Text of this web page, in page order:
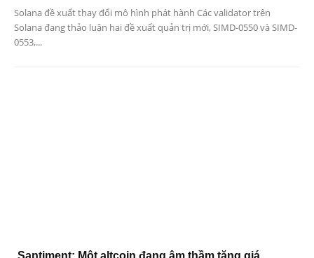
Solana đề xuất thay đổi mô hình phát hành Các validator trên
Solana đang thảo luận hai đề xuất quản trị mới, SIMD-0550 và SIMD-
0553,...
Santiment: Một altcoin đang âm thầm tăng giá,